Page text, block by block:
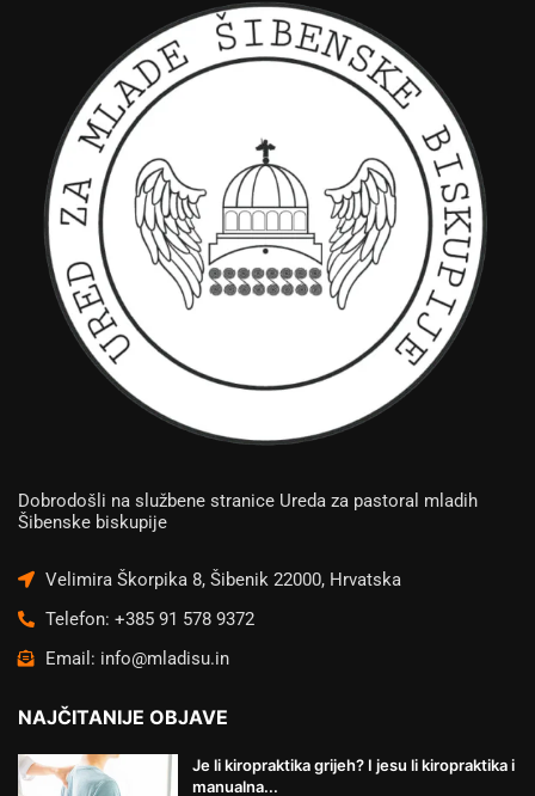
Dobrodošli na službene stranice Ureda za pastoral mladih
Šibenske biskupije
Velimira Škorpika 8, Šibenik 22000, Hrvatska
Telefon: +385 91 578 9372
Email: info@mladisu.in
NAJČITANIJE OBJAVE
Je li kiropraktika grijeh? I jesu li kiropraktika i
manualna...